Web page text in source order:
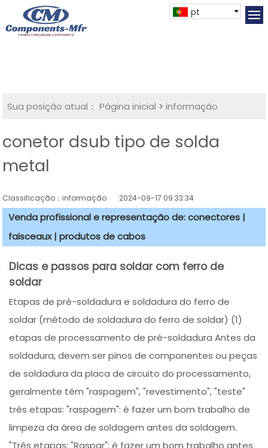
pt
Sua posição atual： Página inicial >informação
conetor dsub tipo de solda
metal
Classificação：informação 2024-09-17 09:33:34
Venda profissional e representação de: conectores |
faisceaux | produtos de cabos
Dicas e passos para soldar com ferro de
soldar
Etapas de pré-soldadura e soldadura do ferro de
soldar (método de soldadura do ferro de soldar) (1)
etapas de processamento de pré-soldadura Antes da
soldadura, devem ser pinos de componentes ou peças
de soldadura da placa de circuito do processamento,
geralmente têm "raspagem", "revestimento", "teste"
três etapas: "raspagem": é fazer um bom trabalho de
limpeza da área de soldagem antes da soldagem.
"Três etapas: "Raspar": é fazer um bom trabalho antes